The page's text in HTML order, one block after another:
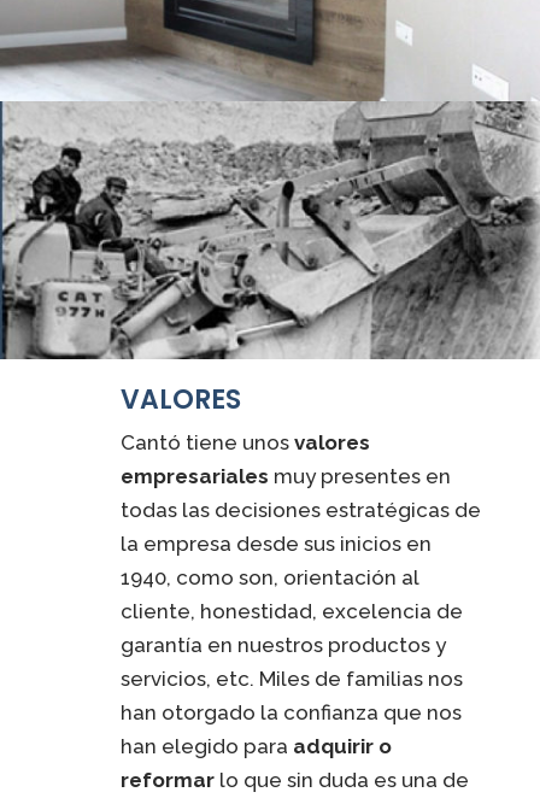
VALORES
Cantó tiene unos valores
empresariales muy presentes en
todas las decisiones estratégicas de
la empresa desde sus inicios en
1940, como son, orientación al
cliente, honestidad, excelencia de
garantía en nuestros productos y
servicios, etc. Miles de familias nos
han otorgado la confianza que nos
han elegido para adquirir o
reformar lo que sin duda es una de